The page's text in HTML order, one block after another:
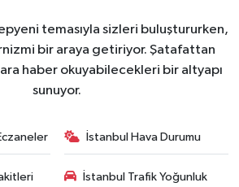
temasıyla sizleri buluştururken,
bir araya getiriyor. Şatafattan
haber okuyabilecekleri bir altyapı
sunuyor.
İstanbul Hava Durumu
İstanbul Trafik Yoğunluk